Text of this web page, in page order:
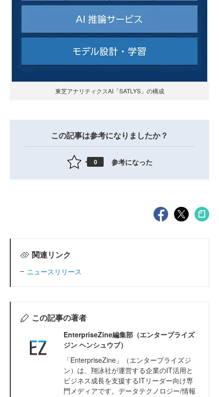
東芝アナリティクスAI「SATLYS」の構成
この記事は参考になりましたか？
0 参考になった
関連リンク
ニュースリリース
この記事の著者
EnterpriseZine編集部（エンタープライズ
ジン ヘンシュウブ）
「EnterpriseZine」（エンタープライズジ
ン）は、翔泳社が運営する企業のIT活用と
ビジネス成長を支援するITリーダー向け専
門メディアです。データテクノロジー/情報